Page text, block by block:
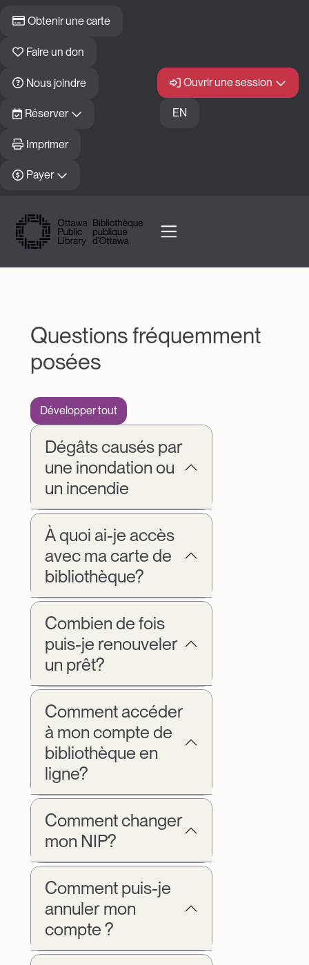
Obtenir une carte
Faire un don
Nous joindre
Réserver
Imprimer
Payer
Ouvrir une session
EN
Questions fréquemment
posées
Développer tout
Dégâts causés par
une inondation ou
un incendie
À quoi ai-je accès
avec ma carte de
bibliothèque?
Combien de fois
puis-je renouveler
un prêt?
Comment accéder
à mon compte de
bibliothèque en
ligne?
Comment changer
mon NIP?
Comment puis-je
annuler mon
compte ?